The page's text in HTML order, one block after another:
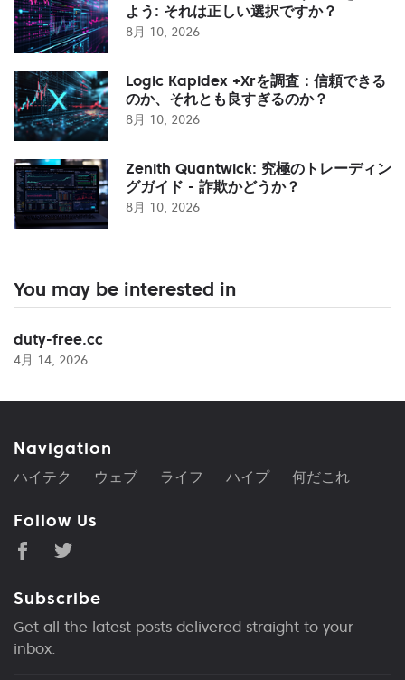
よう: それは正しい選択ですか？
8月 10, 2026
Logic Kapidex +Xrを調査：信頼できる
のか、それとも良すぎるのか？
8月 10, 2026
Zenith Quantwick: 究極のトレーディン
グガイド - 詐欺かどうか？
8月 10, 2026
You may be interested in
duty-free.cc
4月 14, 2026
Navigation
ハイテク ウェブ ライフ ハイプ 何だこれ
Follow Us
Subscribe
Get all the latest posts delivered straight to your
inbox.